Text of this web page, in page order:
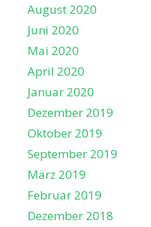
August 2020
Juni 2020
Mai 2020
April 2020
Januar 2020
Dezember 2019
Oktober 2019
September 2019
März 2019
Februar 2019
Dezember 2018